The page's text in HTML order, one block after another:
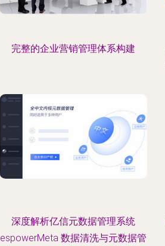
完整的企业营销管理体系构建
深度解析亿信元数据管理系统
espowerMeta 数据清洗与元数据管